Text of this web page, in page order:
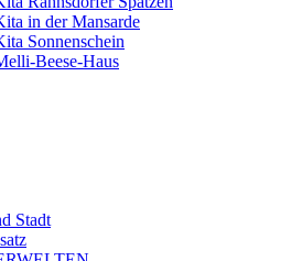
in der Mansarde
Sonnenschein
Beese-Haus
Stadt